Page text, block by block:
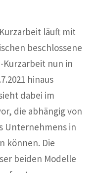
läuft mit
beschlossene
Kurzarbeit nun in
hinaus
dabei im
die abhängig von
Unternehmens in
können. Die
beiden Modelle